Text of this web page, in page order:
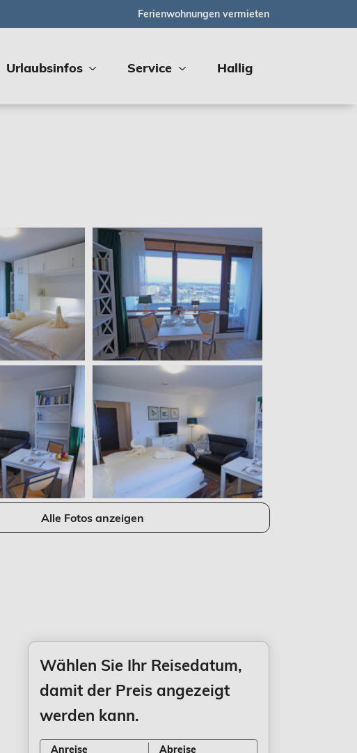
Ferienwohnungen vermieten
Urlaubsinfos Service Hallig
Alle Fotos anzeigen
Wählen Sie Ihr Reisedatum,
damit der Preis angezeigt
werden kann.
Anreise
Abreise